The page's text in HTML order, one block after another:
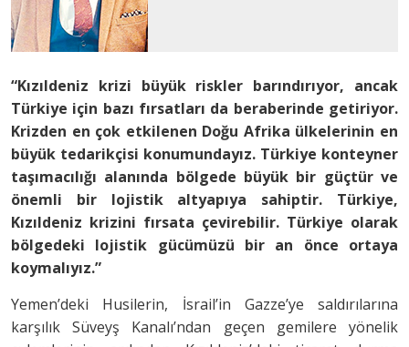
“Kızıldeniz krizi büyük riskler barındırıyor, ancak
Türkiye için bazı fırsatları da beraberinde getiriyor.
Krizden en çok etkilenen Doğu Afrika ülkelerinin en
büyük tedarikçisi konumundayız. Türkiye konteyner
taşımacılığı alanında bölgede büyük bir güçtür ve
önemli bir lojistik altyapıya sahiptir. Türkiye,
Kızıldeniz krizini fırsata çevirebilir. Türkiye olarak
bölgedeki lojistik gücümüzü bir an önce ortaya
koymalıyız.”
Yemen’deki Husilerin, İsrail’in Gazze’ye saldırılarına
karşılık Süveyş Kanalı’ndan geçen gemilere yönelik